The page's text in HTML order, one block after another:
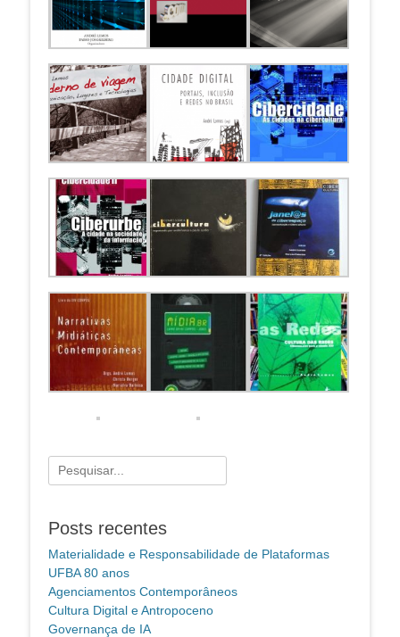
Pesquisar
por:
Posts recentes
Materialidade e Responsabilidade de Plataformas
UFBA 80 anos
Agenciamentos Contemporâneos
Cultura Digital e Antropoceno
Governança de IA